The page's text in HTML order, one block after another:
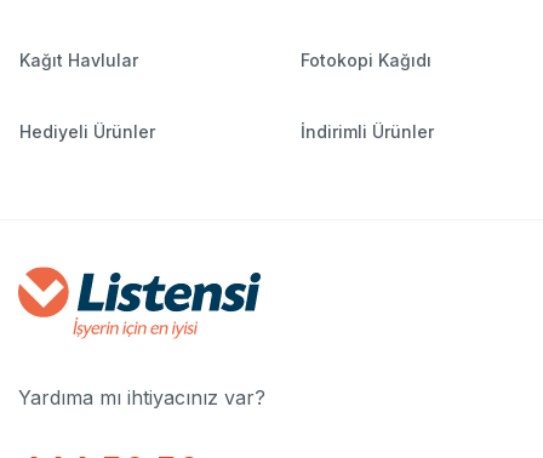
Kağıt Havlular Fotokopi Kağıdı
Hediyeli Ürünler İndirimli Ürünler
Yardıma mı ihtiyacınız var?